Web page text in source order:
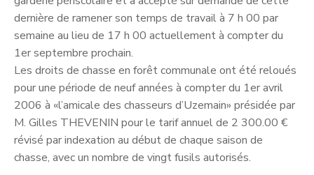
dernière de ramener son temps de travail à 7 h 00 par
semaine au lieu de 17 h 00 actuellement à compter du
1er septembre prochain.
Les droits de chasse en forêt communale ont été reloués
pour une période de neuf années à compter du 1er avril
2006 à «l’amicale des chasseurs d’Uzemain» présidée par
M. Gilles THEVENIN pour le tarif annuel de 2 300.00 €
révisé par indexation au début de chaque saison de
chasse, avec un nombre de vingt fusils autorisés.